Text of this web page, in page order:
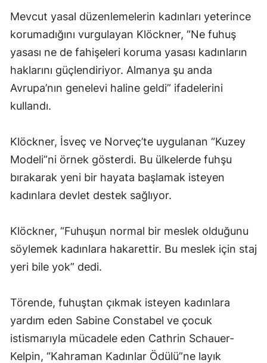
Mevcut yasal düzenlemelerin kadınları yeterince
korumadığını vurgulayan Klöckner, “Ne fuhuş
yasası ne de fahişeleri koruma yasası kadınların
haklarını güçlendiriyor. Almanya şu anda
Avrupa’nın genelevi haline geldi” ifadelerini
kullandı.
Klöckner, İsveç ve Norveç’te uygulanan “Kuzey
Modeli”ni örnek gösterdi. Bu ülkelerde fuhşu
bırakarak yeni bir hayata başlamak isteyen
kadınlara devlet destek sağlıyor.
Klöckner, “Fuhuşun normal bir meslek olduğunu
söylemek kadınlara hakarettir. Bu meslek için staj
yeri bile yok” dedi.
Törende, fuhuştan çıkmak isteyen kadınlara
yardım eden Sabine Constabel ve çocuk
istismarıyla mücadele eden Cathrin Schauer-
Kelpin, “Kahraman Kadınlar Ödülü”ne layık